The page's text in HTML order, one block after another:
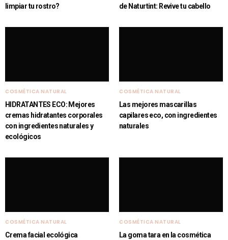
limpiar tu rostro?
de Naturtint: Revive tu cabello
COSMÉTICA NATURAL
HIDRATANTES ECO: Mejores
cremas hidratantes corporales
con ingredientes naturales y
ecológicos
COSMÉTICA NATURAL
Las mejores mascarillas
capilares eco, con ingredientes
naturales
COSMÉTICA NATURAL
Crema facial ecológica
COSMÉTICA NATURAL
La goma tara en la cosmética